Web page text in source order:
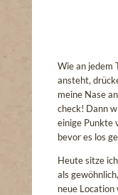
Wie an jedem
ansteht,
meine Nase
check! Dann
einige Punkte
bevor es los
Heute sitze
als
neue Location